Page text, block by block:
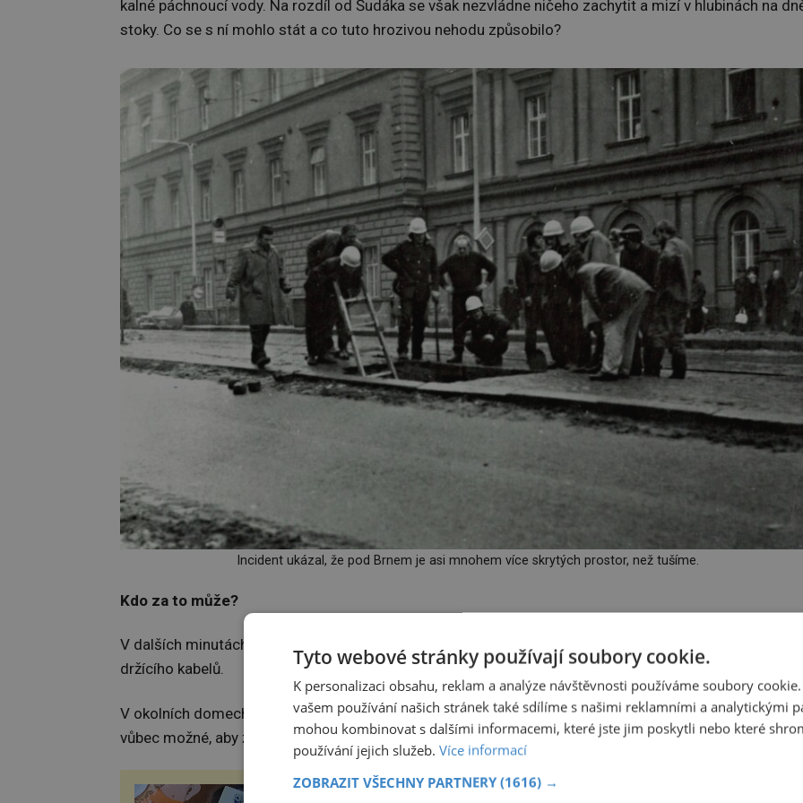
kalné páchnoucí vody. Na rozdíl od Šudáka se však nezvládne ničeho zachytit a mizí v hlubinách na
stoky. Co se s ní mohlo stát a co tuto hrozivou nehodu způsobilo?
Incident ukázal, že pod Brnem je asi mnohem více skrytých prostor, než tušíme.
Kdo za to může?
V dalších minutách už na místo přijíždí hasiči, kterým se daří zachránit vyděšeného muže zoufale se
držícího kabelů.
V okolních domech je také okamžitě uzavřena voda, elektřina i plyn a všichni se snaží přijít na to, zda
vůbec možné, aby žena svůj pád do hlubin pod Brnem přežila.
ZÁBOŘSKÁ POUŤ 2025
Tyto webové stránky používají soubory cookie.
K personalizaci obsahu, reklam a analýze návštěvnosti používáme soubory
vašem používání našich stránek také sdílíme s našimi reklamními a analytickými
mohou kombinovat s dalšími informacemi, které jste jim poskytli nebo které
používání jejich služeb. Více informací
ZOBRAZIT VŠECHNY PARTNERY (1616) →